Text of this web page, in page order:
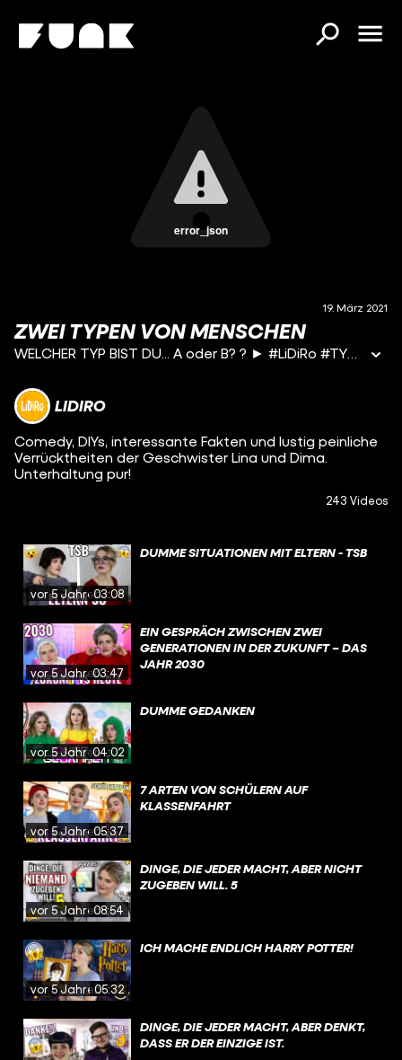
error_json
19. März 2021
ZWEI TYPEN VON MENSCHEN
WELCHER TYP BIST DU... A oder B? ? ► #LiDiRo #TYPENvonMENSCHEN MICH KOSTENLOS ABONNIEREN ► https://goo.gl/0PP46n ► SNAPCHAT: LiDiRode ► Musical.ly: @LinaRode ► Instagram: http://www.instagram.com/lidirode
LIDIRO
Comedy, DIYs, interessante Fakten und lustig peinliche
Verrücktheiten der Geschwister Lina und Dima.
Unterhaltung pur!
243 Videos
vor 5 Jahren03:08
DUMME SITUATIONEN MIT ELTERN - TSB
vor 5 Jahren03:47
EIN GESPRÄCH ZWISCHEN ZWEI
GENERATIONEN IN DER ZUKUNFT – DAS
JAHR 2030
vor 5 Jahren04:02
DUMME GEDANKEN
vor 5 Jahren05:37
7 ARTEN VON SCHÜLERN AUF
KLASSENFAHRT
vor 5 Jahren08:54
DINGE, DIE JEDER MACHT, ABER NICHT
ZUGEBEN WILL. 5
vor 5 Jahren05:32
ICH MACHE ENDLICH HARRY POTTER!
DINGE, DIE JEDER MACHT, ABER DENKT,
DASS ER DER EINZIGE IST.